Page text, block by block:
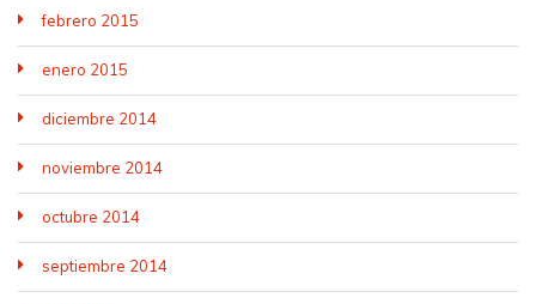
febrero 2015
enero 2015
diciembre 2014
noviembre 2014
octubre 2014
septiembre 2014